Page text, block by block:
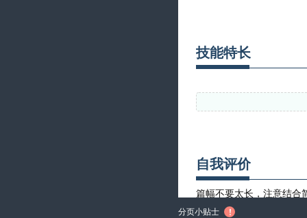
技能特长
自我评价
分页小贴士 